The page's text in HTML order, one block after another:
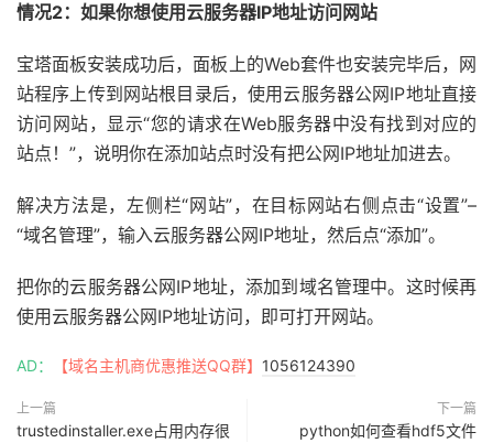
情况2：如果你想使用云服务器IP地址访问网站
宝塔面板安装成功后，面板上的Web套件也安装完毕后，网
站程序上传到网站根目录后，使用云服务器公网IP地址直接
访问网站，显示“您的请求在Web服务器中没有找到对应的
站点！”，说明你在添加站点时没有把公网IP地址加进去。
解决方法是，左侧栏“网站”，在目标网站右侧点击“设置”–
“域名管理”，输入云服务器公网IP地址，然后点“添加”。
把你的云服务器公网IP地址，添加到域名管理中。这时候再
使用云服务器公网IP地址访问，即可打开网站。
AD： 【域名主机商优惠推送QQ群】 1056124390
上一篇
trustedinstaller.exe占用内存很
下一篇
python如何查看hdf5文件